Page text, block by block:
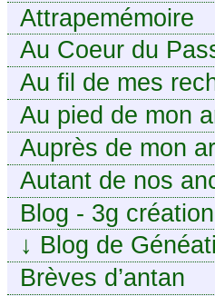
Attrapemémoire
Au Coeur du
Généalogie
Au fil de mes
Au pied de mon
Auprès de mon
histoire de
Autant de nos
Blog - 3g
↓ Blog de
de généalogie
Brèves d’antan